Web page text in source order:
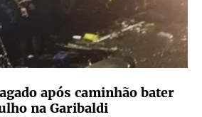
após caminhão bater
na Garibaldi